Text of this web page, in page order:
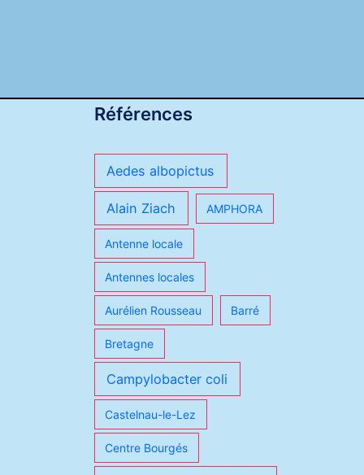
Références
Aedes albopictus
Alain Ziach AMPHORA
Antenne locale
Antennes locales
Aurélien Rousseau Barré
Bretagne
Campylobacter coli
Castelnau-le-Lez
Centre Bourgés